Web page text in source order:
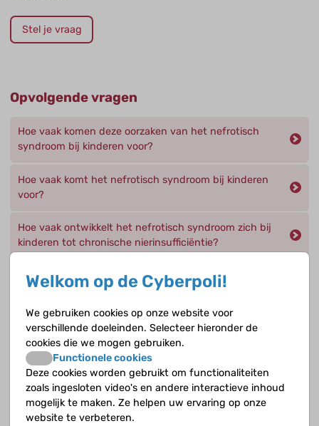
Stel je vraag
Opvolgende vragen
Hoe vaak komen deze oorzaken van het nefrotisch
syndroom bij kinderen voor?
Hoe vaak komt het nefrotisch syndroom bij kinderen
voor?
Hoe vaak ontwikkelt het nefrotisch syndroom zich bij
kinderen tot chronische nierinsufficiëntie?
Hoe wordt het nefrotisch syndroom op dit moment
ingedeeld en op welke symptomen letten we?
Wat is de behandeling van het syndroom van Alport?
Wat is de prognose van focale segmentale
glomerulosclerose (FSGS)?
Wat is er mis bij het nefrotisch syndroom?
Welkom op de Cyberpoli!
We gebruiken cookies op onze website voor
verschillende doeleinden. Selecteer hieronder de
cookies die we mogen gebruiken.
Functionele cookies
Deze cookies worden gebruikt om functionaliteiten
zoals ingesloten video's en andere interactieve inhoud
mogelijk te maken. Ze helpen uw ervaring op onze
website te verbeteren.